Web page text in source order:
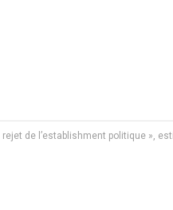
de l’establishment politique »,